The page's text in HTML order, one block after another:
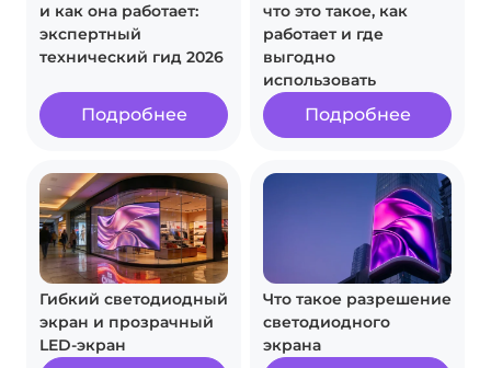
и как она работает:
экспертный
технический гид 2026
Подробнее
что это такое, как
работает и где
выгодно
использовать
Подробнее
Гибкий светодиодный
экран и прозрачный
LED‑экран
Что такое разрешение
светодиодного
экрана